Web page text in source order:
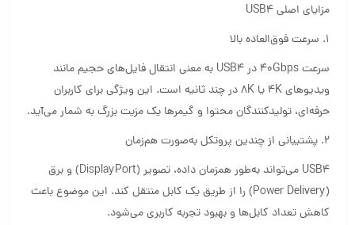
مزایای اصلی USB4
1. سرعت فوق‌العاده بالا
سرعت ۴۰Gbps در USB4 به معنی انتقال فایل‌های حجیم مانند
ویدیوهای 4K یا 8K در چند ثانیه است. این ویژگی برای کاربران
حرفه‌ای، تولیدکنندگان محتوا و گیمرها یک مزیت بزرگ به شمار می‌آید.
2. پشتیبانی از چندین پروتکل به‌صورت هم‌زمان
USB4 می‌تواند به‌طور همزمان داده، تصویر (DisplayPort) و برق
(Power Delivery) را از طریق یک کابل منتقل کند. این موضوع باعث
کاهش تعداد کابل‌ها و بهبود تجربه کاربری می‌شود.